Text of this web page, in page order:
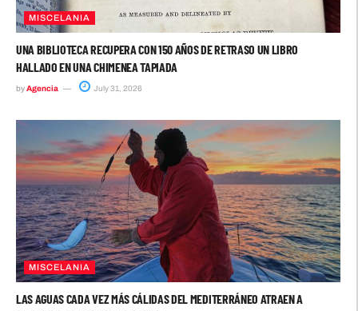
MISCELANIA
UNA BIBLIOTECA RECUPERA CON 150 AÑOS DE RETRASO UN LIBRO
HALLADO EN UNA CHIMENEA TAPIADA
byAgencia July 31, 2026
MISCELANIA
LAS AGUAS CADA VEZ MÁS CÁLIDAS DEL MEDITERRÁNEO ATRAEN A